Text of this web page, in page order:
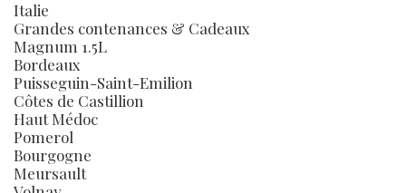
Italie
Grandes contenances & Cadeaux
Magnum 1.5L
Bordeaux
Puisseguin-Saint-Emilion
Côtes de Castillion
Haut Médoc
Pomerol
Bourgogne
Meursault